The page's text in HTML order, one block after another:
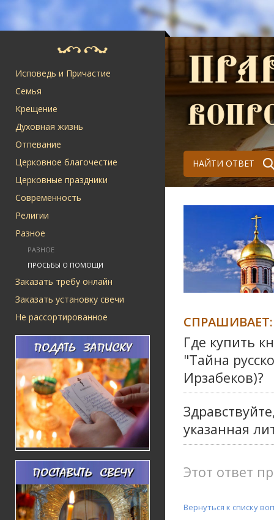
Исповедь и Причастие
Семья
Крещение
Духовная жизнь
Отпевание
Церковное благочестие
Церковные праздники
Современность
Религии
Разное
РАЗНОЕ
ПРОСЬБЫ О ПОМОЩИ
Заказать требу онлайн
Заказать установку свечи
Не рассортированное
НАЙТИ ОТВЕТ
СПРАШИВАЕТ:
Где купить
"Тайна
Ирзабеков)?
указанная
Этот ответ
Вернуться к списку